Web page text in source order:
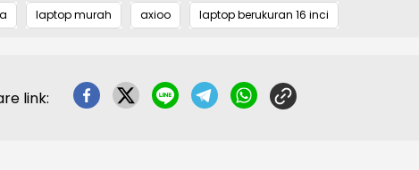
laptop murah axioo laptop berukuran 16 inci
link: